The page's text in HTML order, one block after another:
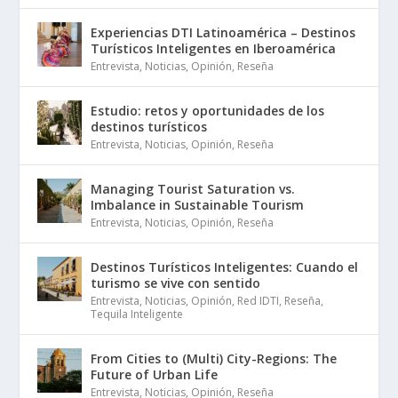
Experiencias DTI Latinoamérica – Destinos
Turísticos Inteligentes en Iberoamérica
Entrevista, Noticias, Opinión, Reseña
Estudio: retos y oportunidades de los
destinos turísticos
Entrevista, Noticias, Opinión, Reseña
Managing Tourist Saturation vs.
Imbalance in Sustainable Tourism
Entrevista, Noticias, Opinión, Reseña
Destinos Turísticos Inteligentes: Cuando el
turismo se vive con sentido
Entrevista, Noticias, Opinión, Red IDTI, Reseña,
Tequila Inteligente
From Cities to (Multi) City-Regions: The
Future of Urban Life
Entrevista, Noticias, Opinión, Reseña